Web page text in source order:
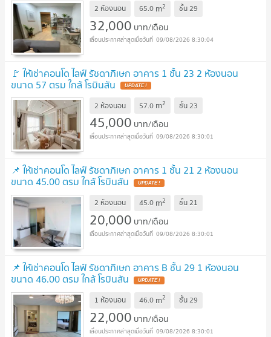
2 ห้องนอน 65.0 m2 ชั้น29
32,000 บาท/เดือน
09/08/2026 8:30:04
🚩 ให้เช่าคอนโด ไลฟ์ รัชดาภิเษก อาคาร 1 ชั้น 23 2 ห้องนอน
ขนาด 57 ตรม ใกล้ โรบินสัน UPDATE !
2 ห้องนอน 57.0 m2 ชั้น23
45,000 บาท/เดือน
09/08/2026 8:30:01
📌 ให้เช่าคอนโด ไลฟ์ รัชดาภิเษก อาคาร 1 ชั้น 21 2 ห้องนอน
ขนาด 45.00 ตรม ใกล้ โรบินสัน UPDATE !
2 ห้องนอน 45.0 m2 ชั้น21
20,000 บาท/เดือน
09/08/2026 8:30:01
📌 ให้เช่าคอนโด ไลฟ์ รัชดาภิเษก อาคาร B ชั้น 29 1 ห้องนอน
ขนาด 46.00 ตรม ใกล้ โรบินสัน UPDATE !
1 ห้องนอน 46.0 m2 ชั้น29
22,000 บาท/เดือน
09/08/2026 8:30:01